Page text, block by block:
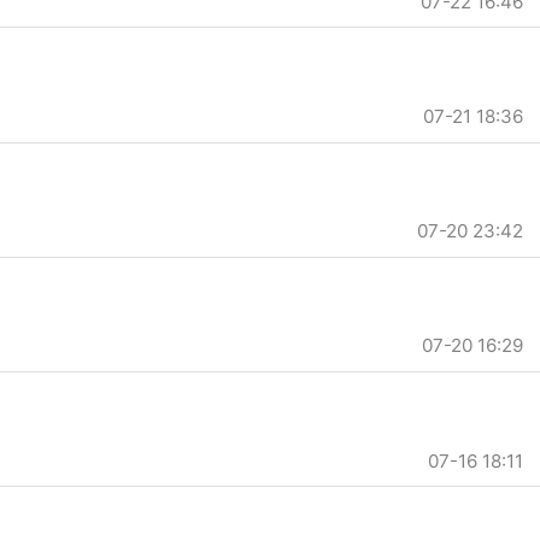
07-21 18:36
07-20 23:42
07-20 16:29
07-16 18:11